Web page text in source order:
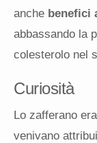
anche benefici
abbassando la
colesterolo nel
Curiosità
Lo zafferano
venivano